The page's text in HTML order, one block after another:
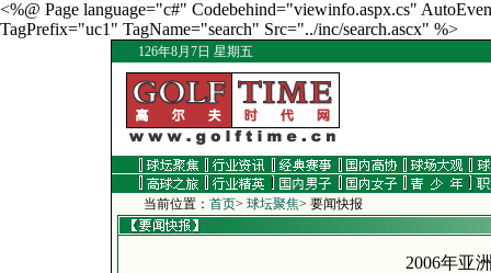
<%@ Page language="c#" Codebehind="viewinfo.aspx.cs"
TagPrefix="uc1" TagName="search" Src="../inc/search.ascx" %>
126年8月7日 星期五
当前位置： 首页> 球坛聚焦> 要闻快报
2006年亚